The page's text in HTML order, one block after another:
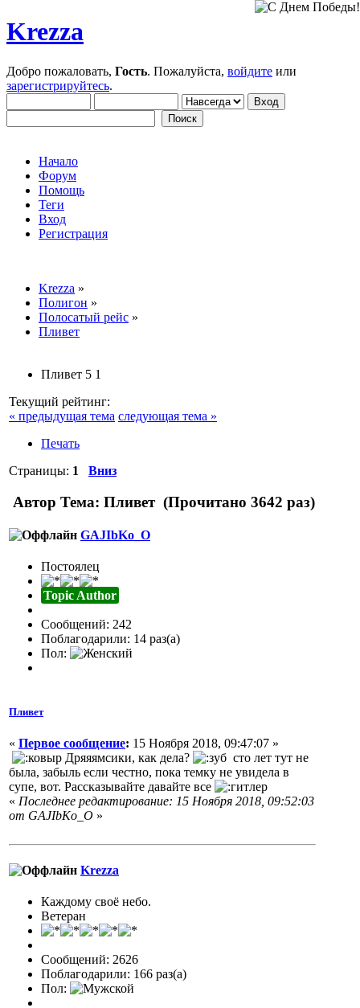
Krezza
Добро пожаловать, Гость. Пожалуйста, войдите или
зарегистрируйтесь.
Начало
Форум
Помощь
Теги
Вход
Регистрация
Krezza »
Полигон »
Полосатый рейс »
Пливет
Пливет 5 1
Текущий рейтинг:
« предыдущая тема следующая тема »
Печать
Страницы: 1 Вниз
Автор Тема: Пливет (Прочитано 3642 раз)
GAJIbKo_O
Постоялец
Topic Author
Сообщений: 242
Поблагодарили: 14 раз(а)
Пол:
Пливет
« Первое сообщение: 15 Ноября 2018, 09:47:07 »
Дряяямсики, как дела?
сто лет тут не
была, забыль если честно, пока темку не увидела в
супе, вот. Рассказывайте давайте все
« Последнее редактирование: 15 Ноября 2018, 09:52:03
от GAJIbKo_O »
Krezza
Каждому своё небо.
Ветеран
Сообщений: 2626
Поблагодарили: 166 раз(а)
Пол: